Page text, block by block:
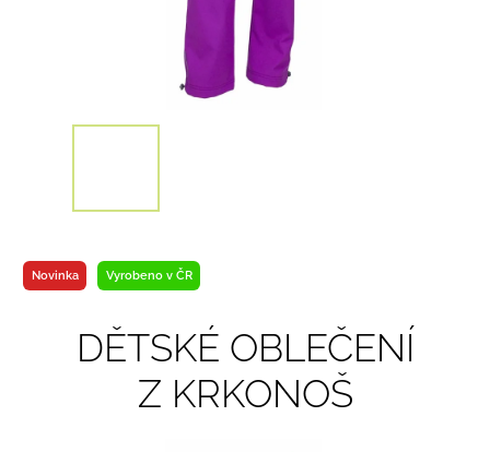
Novinka Vyrobeno v ČR
DĚTSKÉ OBLEČENÍ
Z KRKONOŠ